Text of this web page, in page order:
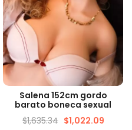
VISUALIZAÇÃO RÁPIDA
Salena 152cm gordo
barato boneca sexual
$1,635.34 $1,022.09